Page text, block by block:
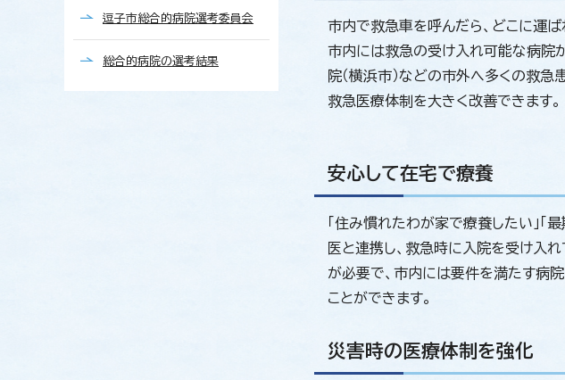
市内で救急車を呼んだら、どこに運ば
市内には救急の受け入れ可能な病院
院（横浜市）などの市外へ多くの救
救急医療体制を大きく改善できます。
安心して在宅で療養
「住み慣れたわが家で療養したい」
医と連携し、救急時に入院を受け入
が必要で、市内には要件を満たす病
ことができます。
災害時の医療体制を強化
逗子市総合的病院選考委員会
総合的病院の選考結果